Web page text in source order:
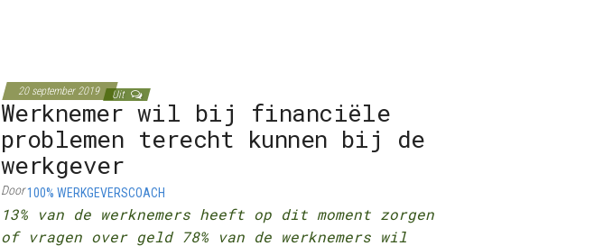
20 september 2019 Uit
Werknemer wil bij financiële
problemen terecht kunnen bij de
werkgever
Door100% WERKGEVERSCOACH
13% van de werknemers heeft op dit moment zorgen
of vragen over geld 78% van de werknemers wil